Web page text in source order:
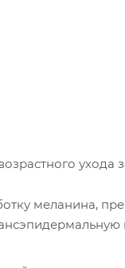
ухода
меланина,